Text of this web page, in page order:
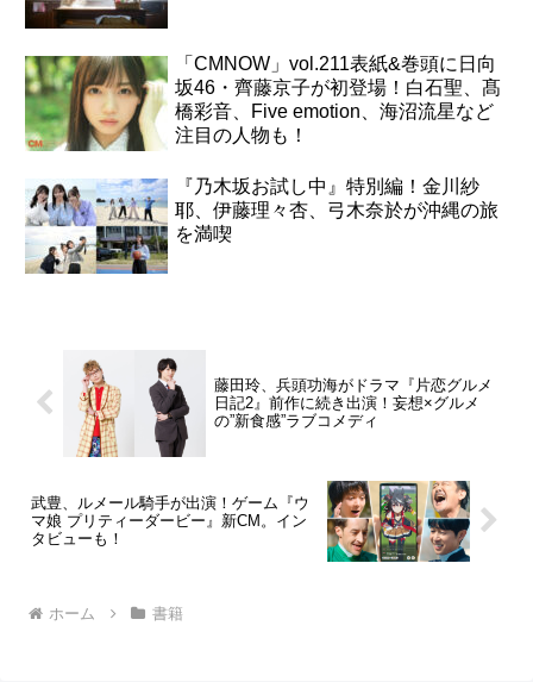
「CMNOW」vol.211表紙&巻頭に日向
坂46・齊藤京子が初登場！白石聖、髙
橋彩音、Five emotion、海沼流星など
注目の人物も！
『乃木坂お試し中』特別編！金川紗
耶、伊藤理々杏、弓木奈於が沖縄の旅
を満喫
藤田玲、兵頭功海がドラマ『片恋グルメ
日記2』前作に続き出演！妄想×グルメ
の”新食感”ラブコメディ
武豊、ルメール騎手が出演！ゲーム『ウ
マ娘 プリティーダービー』新CM。イン
タビューも！
ホーム 書籍